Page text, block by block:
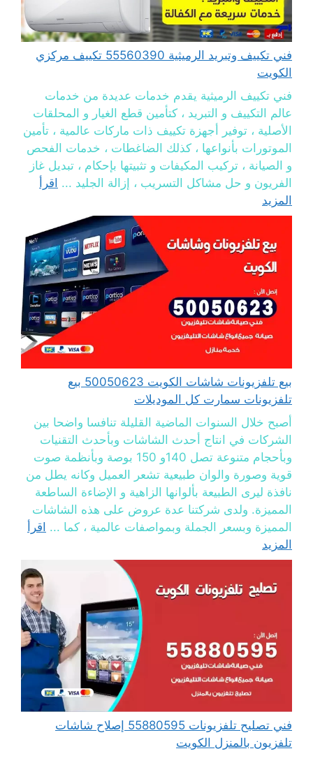
فني تكييف وتبريد الرميثية 55560390 تكييف مركزي
الكويت
فني تكييف الرميثية يقدم خدمات عديدة من خدمات
عالم التكييف و التبريد ، كتأمين قطع الغيار و المحلقات
الأصلية ، توفير أجهزة تكييف ذات ماركات عالمية ، تأمين
الموتورات بأنواعها ، كذلك الضاغطات ، خدمات الفحص
و الصيانة ، تركيب المكيفات و تثبيتها بإحكام ، تبديل غاز
الفريون و حل مشاكل التسريب ، إزالة الجليد ... اقرأ
المزيد
بيع تلفزيونات شاشات الكويت 50050623 بيع
تلفزيونات سمارت كل الموديلات
أصبح خلال السنوات الماضية القليلة تنافسا واضحا بين
الشركات في انتاج أحدث الشاشات وبأحدث التقنيات
وبأحجام متنوعة تصل 140و 150 بوصة وبأنظمة صوت
قوية وصورة والوان طبيعية تشعر العميل وكانه يطل من
نافذة ليرى الطبيعة بألوانها الزاهية و الإضاءة الساطعة
المميزة. ولدى شركتنا عدة عروض على هذه الشاشات
المميزة وبسعر الجملة وبمواصفات عالمية ، كما ... اقرأ
المزيد
فني تصليح تلفزيونات 55880595 إصلاح شاشات
تلفزيون بالمنزل الكويت